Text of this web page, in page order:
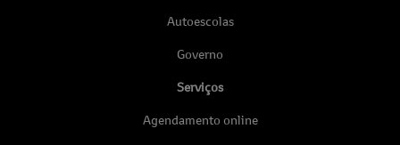
Autoescolas
Governo
Serviços
Agendamento online